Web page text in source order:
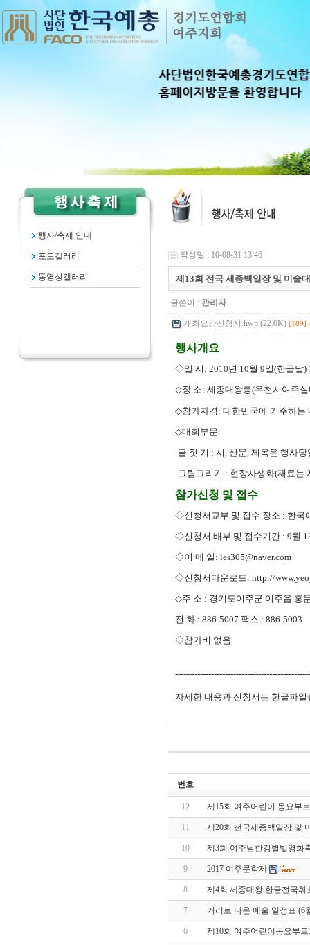
행사/축제 안내
포토갤러리
동영상갤러리
작성일 : 10-08-31 13:46
제13회 전국 세종백일장 및 미술
글쓴이 : 관리자
개최요강신청서.hwp (22.0K) [189]
행사개요
◇일 시: 2010년 10월 9일(한글날)
◇장 소: 세종대왕릉(우천시여주
◇참가자격: 대한민국에 거주하는
◇대회부문
-글 짓 기 : 시, 산문, 제목은 행사
-그림그리기 : 현장사생화(재료는
참가신청 및 접수
◇신청서교부 및 접수 장소 : 한국
◇신청서 배부 및 접수기간 : 9월
◇이 메 일: les305@naver.com
◇신청서다운로드: http://
◇주 소 : 경기도여주군 여주읍 홍
전 화 : 886-5007 팩스 : 886-5003
◇참가비 없음
자세한 내용과 신청서는 한글파
번호
12 제15회 여주어린이 동요부
11 제20회 전국세종백일장 및
10 제3회 여주남한강별빛영화
9 2017 여주문학제
8 제4회 세종대왕 한글전국휘
7 거리로 나온 예술 일정표 (6
6 제10회 여주어린이동요부